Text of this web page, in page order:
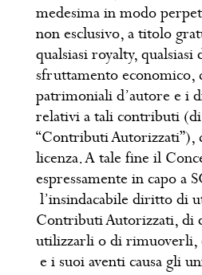
medesima in modo
non esclusivo, a titolo
qualsiasi royalty,
sfruttamento
patrimoniali d’autore e i
relativi a tali contributi
“Contributi
licenza. A tale fine il
espressamente in capo a
l’insindacabile diritto di
Contributi Autorizzati, di
utilizzarli o di rimuoverli,
e i suoi aventi causa gli